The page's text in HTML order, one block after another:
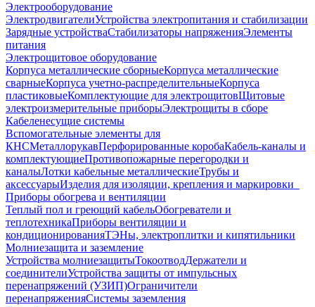
Электрооборудование
ЭлектродвигателиУстройства электропитания и стабилизации
Зарядные устройстваСтабилизаторы напряженияЭлементы
питания
Электрощитовое оборудование
Корпуса металлические сборныеКорпуса металлические
сварныеКорпуса учетно-распределительныеКорпуса
пластиковыеКомплектующие для электрощитовЩитовые
электроизмерительные приборыЭлектрощиты в сборе
Кабеленесущие системы
Вспомогательные элементы для
КНСМеталлорукавПерфорированные коробаКабель-каналы и
комплектующиеПротивопожарные перегородки и
каналыЛотки кабельные металлическиеТрубы и
аксессуарыИзделия для изоляции, крепления и маркировки
Приборы обогрева и вентиляции
Теплый пол и греющий кабельОбогреватели и
теплотехникаПриборы вентиляции и
кондиционированияТЭНы, электроплитки и кипятильники
Молниезащита и заземление
Устройства молниезащитыТокоотводДержатели и
соединителиУстройства защиты от импульсных
перенапряжений (УЗИП)Ограничители
перенапряженияСистемы заземления